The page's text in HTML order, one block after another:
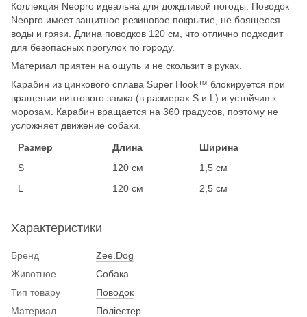
Коллекция Neopro идеальна для дождливой погоды. Поводок
Neopro имеет защитное резиновое покрытие, не боящееся
воды и грязи. Длина поводков 120 см, что отлично подходит
для безопасных прогулок по городу.
Материал приятен на ощупь и не скользит в руках.
Карабин из цинкового сплава Super Hook™ блокируется при
вращении винтового замка (в размерах S и L) и устойчив к
морозам. Карабин вращается на 360 градусов, поэтому не
усложняет движение собаки.
Размер
Длина
Ширина
S
120 см
1,5 см
L
120 см 2,5 см
Характеристики
Бренд
Zee.Dog
Животное
Собака
Тип товару
Поводок
Материал
Поліестер